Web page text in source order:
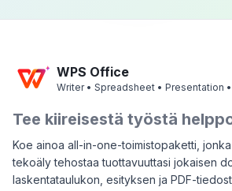
WPS Office
Writer • Spreadsheet • Presentation •
Tee kiireisestä työstä
Koe ainoa all-in-one-toimistopaketti,
tekoäly tehostaa tuottavuuttasi jokaisen
laskentataulukon, esityksen ja PDF-